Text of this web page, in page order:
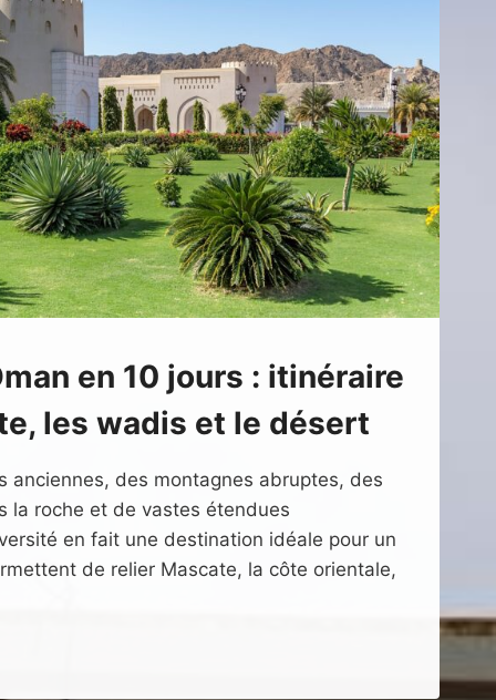
en 10 jours : itinéraire
les wadis et le désert
anciennes, des montagnes abruptes, des
la roche et de vastes étendues
en fait une destination idéale pour un
de relier Mascate, la côte orientale,